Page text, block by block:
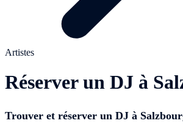
Artistes
Réserver un DJ à
Trouver et réserver un DJ à